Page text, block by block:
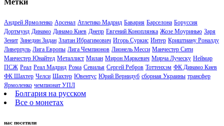
Метки
Андрей Ярмоленко Арсенал Атлетико Мадрид Бавария Барселона Боруссия
Дортмунд Динамо Динамо Киев Днепр Евгений Коноплянка Жозе Моуринью Заря
Зенит Зинедин Зидан Златан Ибрагимович Игорь Суркис Интер Криштиану Роналду
Ливерпуль Лига Европы Лига Чемпионов Лионель Месси Манчестер Сити
Манчестер Юнайтед Металлист Милан Мирон Маркевич Мирча Луческу Неймар
ПСЖ Реал Реал Мадрид Рома Севилья Сергей Ребров Тоттенхэм ФК Динамо Киев
ФК Шахтер Челси Шахтер Ювентус Юрий Вернидуб сборная Украины трансфер
Ярмоленко чемпионат УПЛ
Болгария на русском
Все о монетах
нас посетили